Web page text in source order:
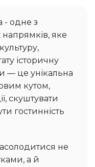
яке
історичну
— це унікальна
кутом,
скуштувати
гостинність
а й